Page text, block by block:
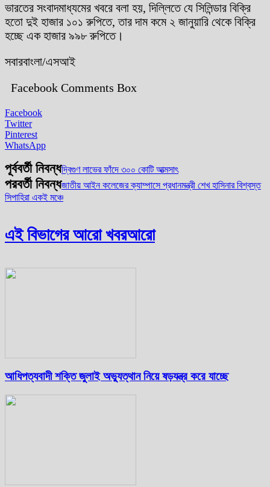
ভারতের সংবাদমাধ্যমের খবরে বলা হয়, দিল্লিতে যে সিলিন্ডার বিক্রি
হতো দুই হাজার ১০১ রুপিতে, তার দাম কমে ২ জানুয়ারি থেকে বিক্রি
হচ্ছে এক হাজার ৯৯৮ রুপিতে।
সবারবাংলা/এসআই
Facebook Comments Box
Facebook
Twitter
Pinterest
WhatsApp
পূর্ববর্তী নিবন্ধদ্বিগুণ লাভের ফাঁদে ৩০০ কোটি আত্মসাৎ
পরবর্তী নিবন্ধজাতীয় আইন কলেজের ক্যাম্পাসে প্রধানমন্ত্রী শেখ হাসিনার বিশ্বস্ত
সিপাহিরা একই মঞ্চে
এই বিভাগের আরো খবরআরো
আধিপত্যবাদী শক্তি জুলাই অভ্যুত্থান নিয়ে ষড়যন্ত্র করে যাচ্ছে